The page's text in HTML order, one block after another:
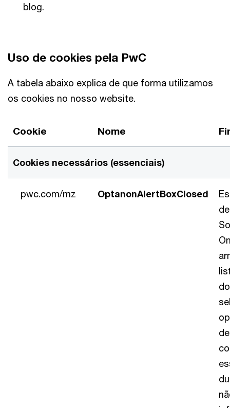
blog.
Uso de cookies pela PwC
A tabela abaixo explica de que forma utilizamos
os cookies no nosso website.
Cookie Nome
Cookies necessários (essenciais)
pwc.com/mz OptanonAlertBoxClosed